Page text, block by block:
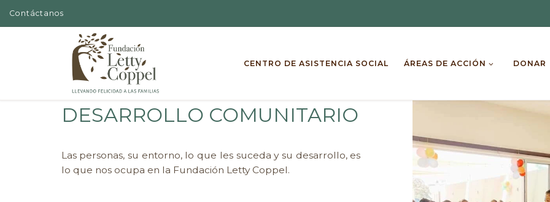
Skip to content
Contáctanos
CENTRO DE ASISTENCIA SOCIAL ÁREAS DE ACCIÓN DONAR
DESARROLLO COMUNITARIO
Las personas, su entorno, lo que les suceda y su desarrollo, es
lo que nos ocupa en la Fundación Letty Coppel.